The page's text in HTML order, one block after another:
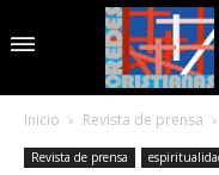
Inicio Revista de prensa
Revista de prensa